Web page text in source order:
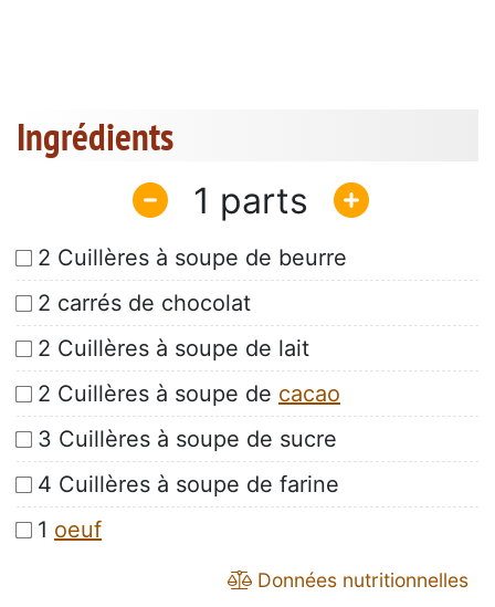
Ingrédients
1
2 Cuillères à soupe de beurre
2 carrés de chocolat
2 Cuillères à soupe de lait
2 Cuillères à soupe de cacao
3 Cuillères à soupe de sucre
4 Cuillères à soupe de farine
1 oeuf
Données nutritionnelles